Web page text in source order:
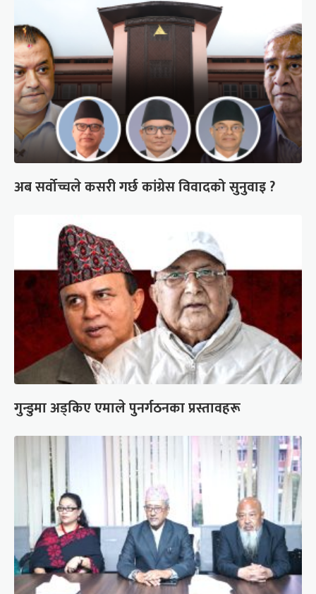
अब सर्वोच्चले कसरी गर्छ कांग्रेस विवादको सुनुवाइ ?
गुन्डुमा अड्किए एमाले पुनर्गठनका प्रस्तावहरू